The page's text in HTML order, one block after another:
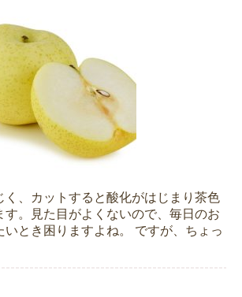
く、カットすると酸化がはじまり茶色
す。見た目がよくないので、毎日のお
いとき困りますよね。 ですが、ちょっ